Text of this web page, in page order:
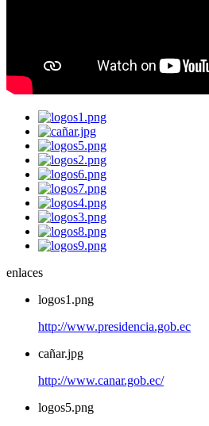
enlaces
logos1.png
http://www.presidencia.gob.ec
cañar.jpg
http://www.canar.gob.ec/
logos5.png